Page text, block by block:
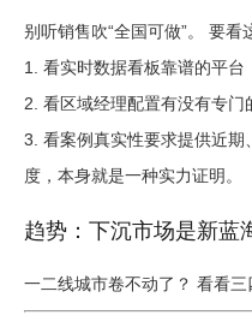
别听销售吹“全国可做”。 要看
1. 看实时数据看板靠谱的平台
2. 看区域经理配置有没有专门
3. 看案例真实性要求提供近期
度，本身就是一种实力证明。
趋势：下沉市场是新蓝
一二线城市卷不动了？ 看看